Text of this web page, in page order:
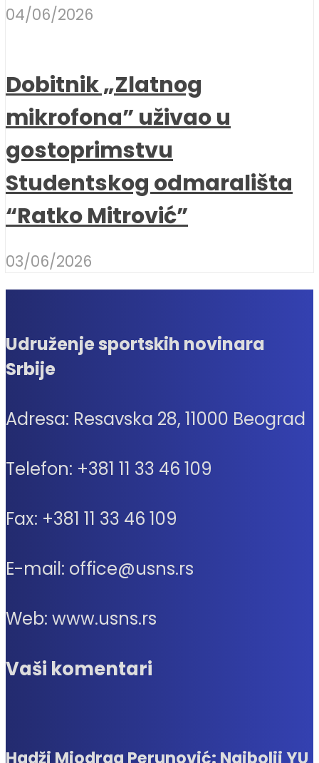
04/06/2026
Dobitnik „Zlatnog
mikrofona” uživao u
gostoprimstvu
Studentskog odmarališta
“Ratko Mitrović”
03/06/2026
Udruženje sportskih novinara
Srbije
Adresa: Resavska 28, 11000 Beograd
Telefon: +381 11 33 46 109
Fax: +381 11 33 46 109
E-mail: office@usns.rs
Web: www.usns.rs
Vaši komentari
Hadži Miodrag Perunović: Najbolji YU